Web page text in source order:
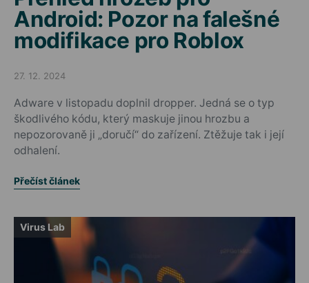
Android: Pozor na falešné
modifikace pro Roblox
Posted on
27. 12. 2024
Adware v listopadu doplnil dropper. Jedná se o typ
škodlivého kódu, který maskuje jinou hrozbu a
nepozorovaně ji „doručí“ do zařízení. Ztěžuje tak i její
odhalení.
Přečíst článek
Virus Lab